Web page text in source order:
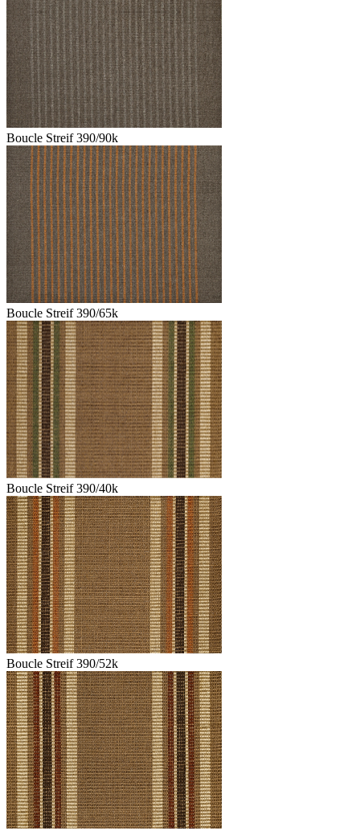
Boucle Streif 390/90k
Boucle Streif 390/65k
Boucle Streif 390/40k
Boucle Streif 390/52k